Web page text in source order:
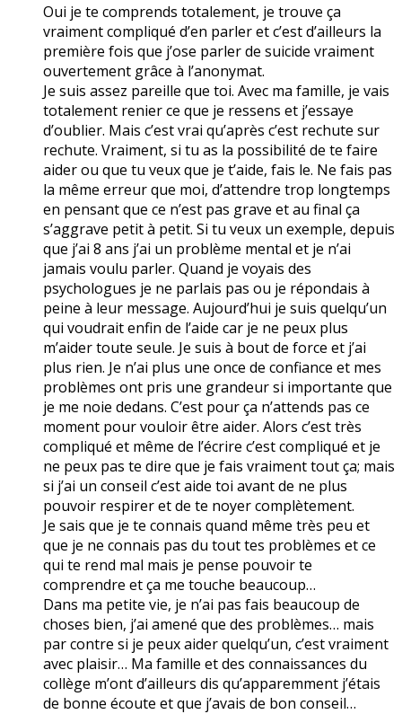
Oui je te comprends totalement, je trouve ça
vraiment compliqué d’en parler et c’est d’ailleurs la
première fois que j’ose parler de suicide vraiment
ouvertement grâce à l’anonymat.
Je suis assez pareille que toi. Avec ma famille, je vais
totalement renier ce que je ressens et j’essaye
d’oublier. Mais c’est vrai qu’après c’est rechute sur
rechute. Vraiment, si tu as la possibilité de te faire
aider ou que tu veux que je t’aide, fais le. Ne fais pas
la même erreur que moi, d’attendre trop longtemps
en pensant que ce n’est pas grave et au final ça
s’aggrave petit à petit. Si tu veux un exemple, depuis
que j’ai 8 ans j’ai un problème mental et je n’ai
jamais voulu parler. Quand je voyais des
psychologues je ne parlais pas ou je répondais à
peine à leur message. Aujourd’hui je suis quelqu’un
qui voudrait enfin de l’aide car je ne peux plus
m’aider toute seule. Je suis à bout de force et j’ai
plus rien. Je n’ai plus une once de confiance et mes
problèmes ont pris une grandeur si importante que
je me noie dedans. C’est pour ça n’attends pas ce
moment pour vouloir être aider. Alors c’est très
compliqué et même de l’écrire c’est compliqué et je
ne peux pas te dire que je fais vraiment tout ça; mais
si j’ai un conseil c’est aide toi avant de ne plus
pouvoir respirer et de te noyer complètement.
Je sais que je te connais quand même très peu et
que je ne connais pas du tout tes problèmes et ce
qui te rend mal mais je pense pouvoir te
comprendre et ça me touche beaucoup…
Dans ma petite vie, je n’ai pas fais beaucoup de
choses bien, j’ai amené que des problèmes… mais
par contre si je peux aider quelqu’un, c’est vraiment
avec plaisir… Ma famille et des connaissances du
collège m’ont d’ailleurs dis qu’apparemment j’étais
de bonne écoute et que j’avais de bon conseil…